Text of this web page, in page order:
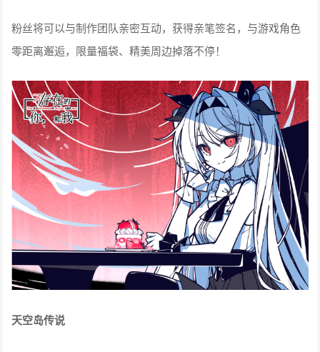
粉丝将可以与制作团队亲密互动，获得亲笔签名，与游戏角色
零距离邂逅，限量福袋、精美周边掉落不停！
天空岛传说